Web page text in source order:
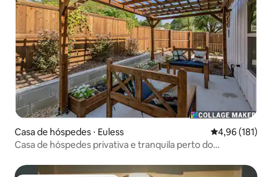
Casa de hóspedes ⋅ Euless 4,96 de uma
4,96 (181)
Casa de hóspedes privativa e tranquila perto do